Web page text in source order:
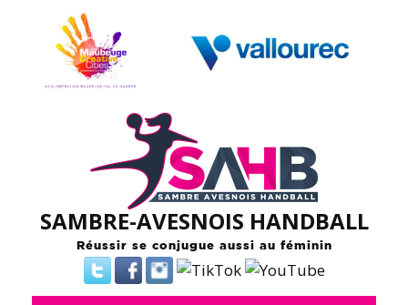
SAMBRE-AVESNOIS HANDBALL
Réussir se conjugue aussi au féminin